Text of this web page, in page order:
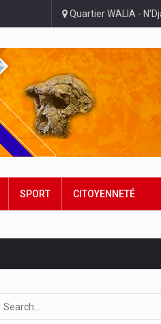
Quartier WALIA -
SPORT CITOYENNETÉ